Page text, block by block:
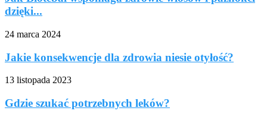
dzięki...
24 marca 2024
Jakie konsekwencje dla zdrowia niesie otyłość?
13 listopada 2023
Gdzie szukać potrzebnych leków?